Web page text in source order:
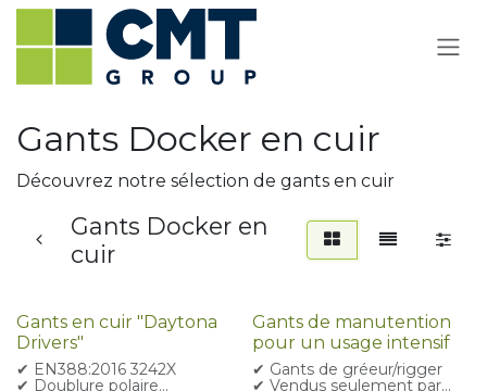
Se rendre au contenu
Gants Docker en cuir
Découvrez notre sélection de gants en cuir
Gants Docker en
cuir
Gants en cuir "Daytona
Drivers"
✔ EN388:2016 3242X
✔ Doublure polaire
Gants de manutention
pour un usage intensif
✔ Gants de gréeur/rigger
✔ Vendus seulement par